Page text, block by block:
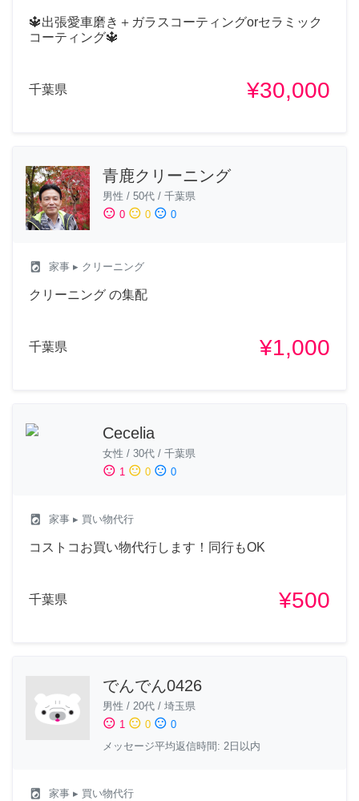
🔱出張愛車磨き＋ガラスコーティングorセラミック
コーティング🔱
千葉県 ¥30,000
青鹿クリーニング
男性 / 50代 / 千葉県
sentiment_satisfied 0 sentiment_neutral 0 sentiment_dissatisfied 0
local_laundry_service 家事 ▸ クリーニング
クリーニング の集配
千葉県 ¥1,000
Cecelia
女性 / 30代 / 千葉県
sentiment_satisfied 1 sentiment_neutral 0 sentiment_dissatisfied 0
local_laundry_service 家事 ▸ 買い物代行
コストコお買い物代行します！同行もOK
千葉県 ¥500
でんでん0426
男性 / 20代 / 埼玉県
sentiment_satisfied 1 sentiment_neutral 0 sentiment_dissatisfied 0
メッセージ平均返信時間: 2日以内
local_laundry_service 家事 ▸ 買い物代行